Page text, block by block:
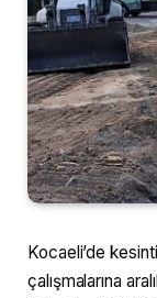
Kocaeli’de
çalışmalarına